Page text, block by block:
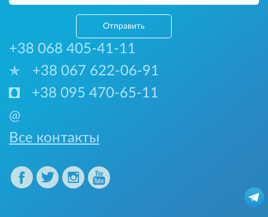
Отправить
+38 068 405-41-11
+38 067 622-06-91
+38 095 470-65-11
@
Все контакты